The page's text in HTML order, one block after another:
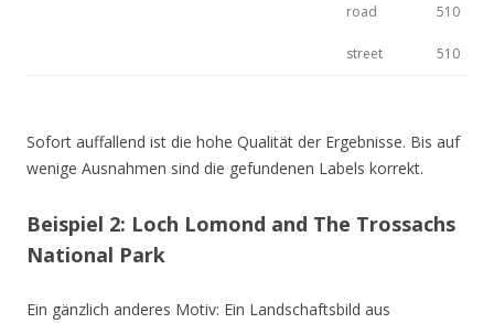
road 510
street 510
Sofort auffallend ist die hohe Qualität der Ergebnisse. Bis auf
wenige Ausnahmen sind die gefundenen Labels korrekt.
Beispiel 2: Loch Lomond and The Trossachs
National Park
Ein gänzlich anderes Motiv: Ein Landschaftsbild aus